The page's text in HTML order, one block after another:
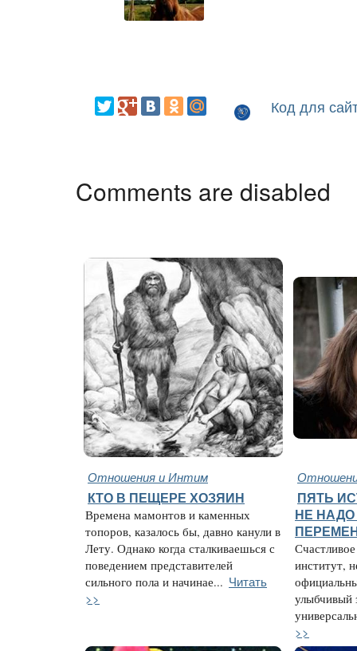
Код для
Comments are disabled
Отношения и Интим
КТО В ПЕЩЕРЕ ХОЗЯИН
Времена мамонтов и каменных
топоров, казалось бы, давно канули в
Лету. Однако когда сталкиваешься с
поведением представителей
сильного пола и начинае... Читать
>>
ПЯТЬ
НЕ
институт,
улыбчивый
>>